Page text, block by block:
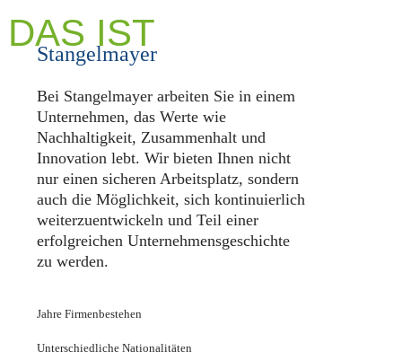
DAS IST
Stangelmayer
Bei Stangelmayer arbeiten Sie in einem
Unternehmen, das Werte wie
Nachhaltigkeit, Zusammenhalt und
Innovation lebt. Wir bieten Ihnen nicht
nur einen sicheren Arbeitsplatz, sondern
auch die Möglichkeit, sich kontinuierlich
weiterzuentwickeln und Teil einer
erfolgreichen Unternehmensgeschichte
zu werden.
Jahre Firmenbestehen
Unterschiedliche Nationalitäten